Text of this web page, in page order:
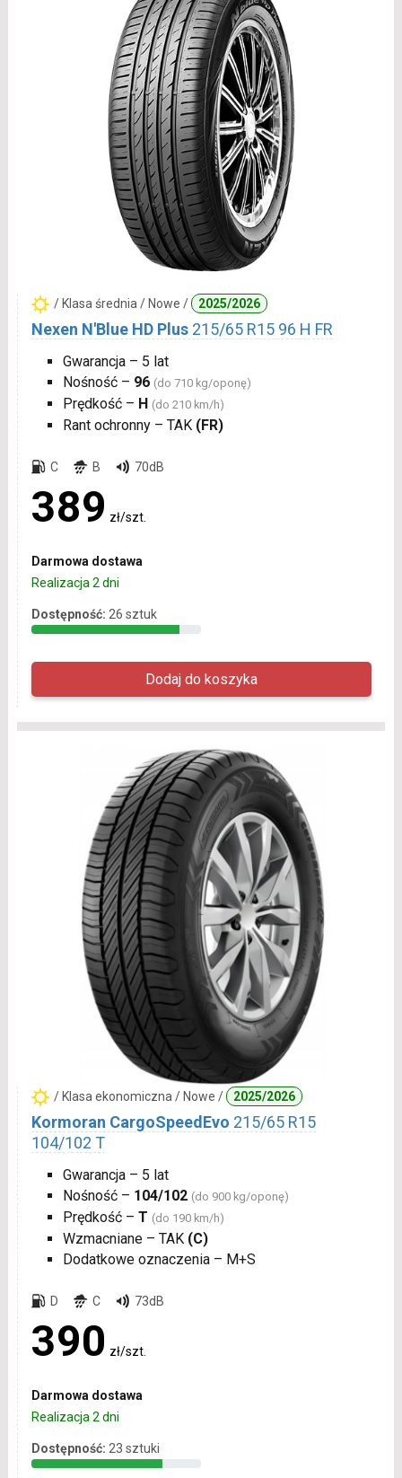
/ Klasa średnia / Nowe / 2025/2026
Nexen N'Blue HD Plus 215/65 R15 96 H FR
Gwarancja – 5 lat
Nośność – 96 (do 710 kg/oponę)
Prędkość – H (do 210 km/h)
Rant ochronny – TAK (FR)
C B 70dB
389 zł/szt.
Darmowa dostawa
Realizacja 2 dni
Dostępność: 26 sztuk
/ Klasa ekonomiczna / Nowe / 2025/2026
Kormoran CargoSpeedEvo 215/65 R15
104/102 T
Gwarancja – 5 lat
Nośność – 104/102 (do 900 kg/oponę)
Prędkość – T (do 190 km/h)
Wzmacniane – TAK (C)
Dodatkowe oznaczenia – M+S
D C 73dB
390 zł/szt.
Darmowa dostawa
Realizacja 2 dni
Dostępność: 23 sztuki